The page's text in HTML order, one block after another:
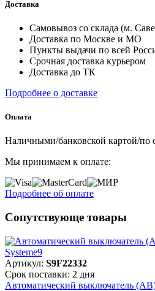
Доставка
Самовывоз со склада (м.
Доставка по Москве и МО
Пункты выдачи по всей
Срочная доставка курьером
Доставка до ТК
Подробнее о доставке
Оплата
Наличными/банковской картой/по
Мы принимаем к оплате:
Подробнее об оплате
Сопутствующе товары
Артикул: S9F22332
Срок поставки: 2 дня
Автоматический выключатель